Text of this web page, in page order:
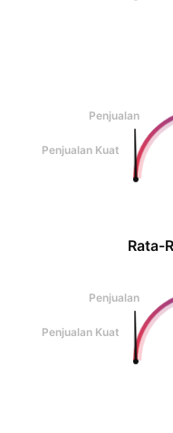
Penjualan
Penjualan Kuat
Rata-
Penjualan
Penjualan Kuat